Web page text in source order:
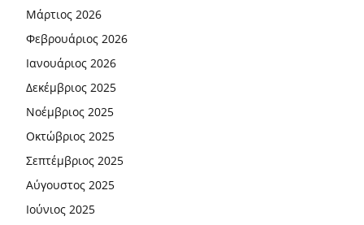
Μάρτιος 2026
Φεβρουάριος 2026
Ιανουάριος 2026
Δεκέμβριος 2025
Νοέμβριος 2025
Οκτώβριος 2025
Σεπτέμβριος 2025
Αύγουστος 2025
Ιούνιος 2025